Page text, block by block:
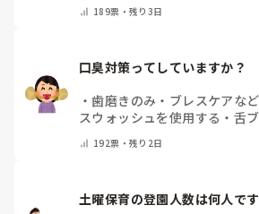
189票・残り3日
口臭対策ってしていますか？
・歯磨きのみ ・ ブレスケアな
スウォッシュを使用する ・ 舌
の他(コメントで教えて下さい)
192票・残り2日
土曜保育の登園人数は何人で